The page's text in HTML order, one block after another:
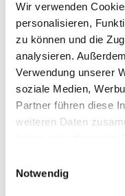
Wir verwenden
personalisieren,
zu können und die
analysieren.
Verwendung unserer
soziale Medien,
Partner führen diese
weiteren Daten
Notwendig
Contact
Florerhof
St. Georgener-Straße
39017 Schenna
info@florerhof.com
www.florerhof.com
T+39 324 7494980